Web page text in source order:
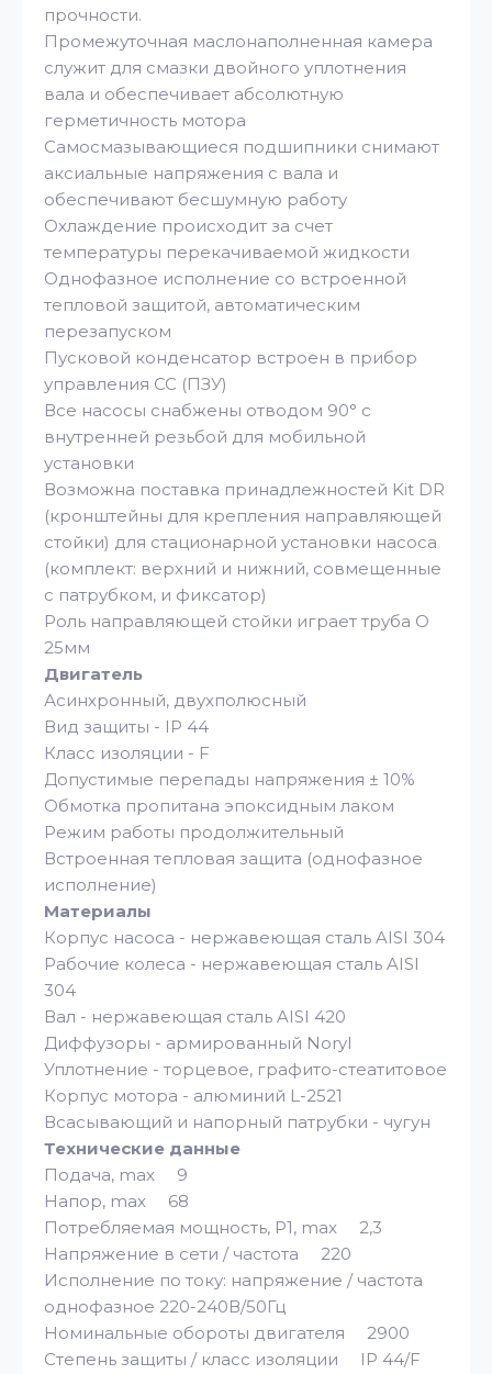
прочности.
Промежуточная маслонаполненная камера
служит для смазки двойного уплотнения
вала и обеспечивает абсолютную
герметичность мотора
Самосмазывающиеся подшипники снимают
аксиальные напряжения с вала и
обеспечивают бесшумную работу
Охлаждение происходит за счет
температуры перекачиваемой жидкости
Однофазное исполнение со встроенной
тепловой защитой, автоматическим
перезапуском
Пусковой конденсатор встроен в прибор
управления СС (ПЗУ)
Все насосы снабжены отводом 90° с
внутренней резьбой для мобильной
установки
Возможна поставка принадлежностей Kit DR
(кронштейны для крепления направляющей
стойки) для стационарной установки насоса
(комплект: верхний и нижний, совмещенные
с патрубком, и фиксатор)
Роль направляющей стойки играет труба O
25мм
Двигатель
Асинхронный, двухполюсный
Вид защиты - IP 44
Класс изоляции - F
Допустимые перепады напряжения ± 10%
Обмотка пропитана эпоксидным лаком
Режим работы продолжительный
Встроенная тепловая защита (однофазное
исполнение)
Материалы
Корпус насоса - нержавеющая cталь AISI 304
Рабочие колеса - нержавеющая cталь AISI
304
Вал - нержавеющая cталь AISI 420
Диффузоры - армированный Noryl
Уплотнение - торцевое, графито-стеатитовое
Корпус мотора - алюминий L-2521
Всасывающий и напорный патрубки - чугун
Технические данные
Подача, max 9
Напор, max 68
Потребляемая мощность, Р1, max 2,3
Напряжение в сети / частота 220
Исполнение по току: напряжение / частота
однофазное 220-240В/50Гц
Номинальные обороты двигателя 2900
Степень защиты / класс изоляции IP 44/F